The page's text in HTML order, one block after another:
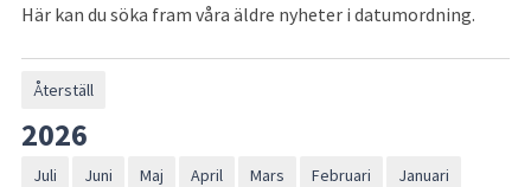
Här kan du söka fram våra äldre nyheter i datumordning.
Återställ
År:
2026
Juli Juni Maj April Mars Februari Januari